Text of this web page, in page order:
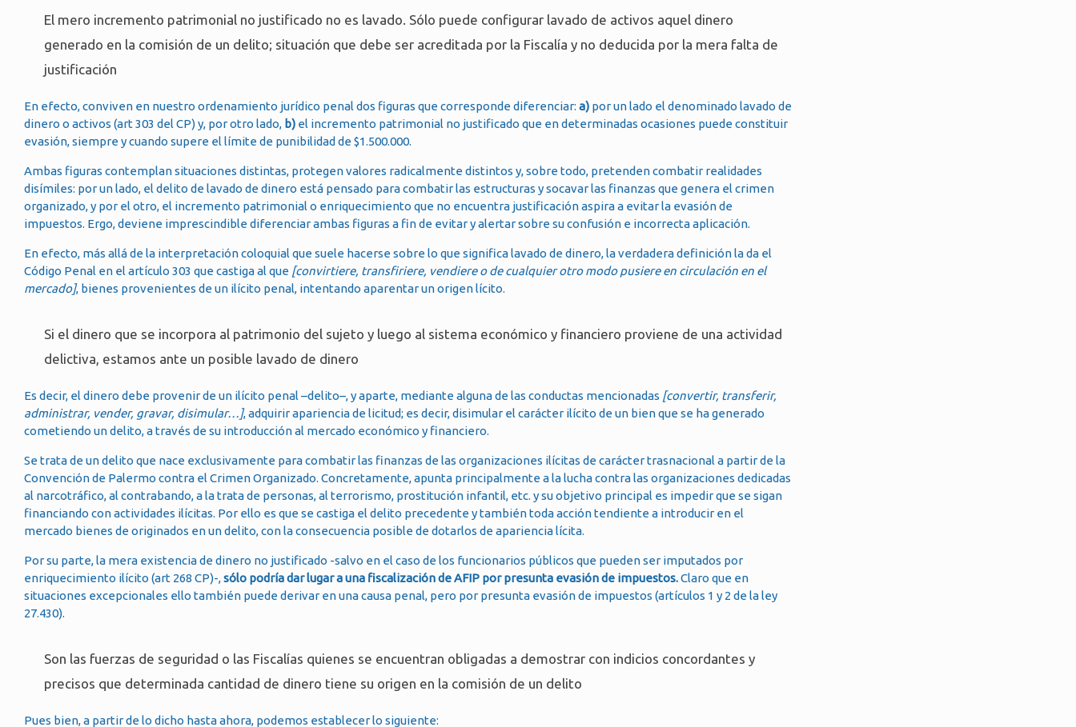
El mero incremento patrimonial no justificado no es lavado. Sólo puede configurar lavado de activos aquel dinero
generado en la comisión de un delito; situación que debe ser acreditada por la Fiscalía y no deducida por la mera falta de
justificación
En efecto, conviven en nuestro ordenamiento jurídico penal dos figuras que corresponde diferenciar: a) por un lado el denominado lavado de
dinero o activos (art 303 del CP) y, por otro lado, b) el incremento patrimonial no justificado que en determinadas ocasiones puede constituir
evasión, siempre y cuando supere el límite de punibilidad de $1.500.000.
Ambas figuras contemplan situaciones distintas, protegen valores radicalmente distintos y, sobre todo, pretenden combatir realidades
disímiles: por un lado, el delito de lavado de dinero está pensado para combatir las estructuras y socavar las finanzas que genera el crimen
organizado, y por el otro, el incremento patrimonial o enriquecimiento que no encuentra justificación aspira a evitar la evasión de
impuestos. Ergo, deviene imprescindible diferenciar ambas figuras a fin de evitar y alertar sobre su confusión e incorrecta aplicación.
En efecto, más allá de la interpretación coloquial que suele hacerse sobre lo que significa lavado de dinero, la verdadera definición la da el
Código Penal en el artículo 303 que castiga al que [convirtiere, transfiriere, vendiere o de cualquier otro modo pusiere en circulación en el
mercado], bienes provenientes de un ilícito penal, intentando aparentar un origen lícito.
Si el dinero que se incorpora al patrimonio del sujeto y luego al sistema económico y financiero proviene de una actividad
delictiva, estamos ante un posible lavado de dinero
Es decir, el dinero debe provenir de un ilícito penal –delito–, y aparte, mediante alguna de las conductas mencionadas [convertir, transferir,
administrar, vender, gravar, disimular…], adquirir apariencia de licitud; es decir, disimular el carácter ilícito de un bien que se ha generado
cometiendo un delito, a través de su introducción al mercado económico y financiero.
Se trata de un delito que nace exclusivamente para combatir las finanzas de las organizaciones ilícitas de carácter trasnacional a partir de la
Convención de Palermo contra el Crimen Organizado. Concretamente, apunta principalmente a la lucha contra las organizaciones dedicadas
al narcotráfico, al contrabando, a la trata de personas, al terrorismo, prostitución infantil, etc. y su objetivo principal es impedir que se sigan
financiando con actividades ilícitas. Por ello es que se castiga el delito precedente y también toda acción tendiente a introducir en el
mercado bienes de originados en un delito, con la consecuencia posible de dotarlos de apariencia lícita.
Por su parte, la mera existencia de dinero no justificado -salvo en el caso de los funcionarios públicos que pueden ser imputados por
enriquecimiento ilícito (art 268 CP)-,sólo podría dar lugar a una fiscalización de AFIP por presunta evasión de impuestos.Claro que en
situaciones excepcionales ello también puede derivar en una causa penal, pero por presunta evasión de impuestos (artículos 1 y 2 de la ley
27.430).
Son las fuerzas de seguridad o las Fiscalías quienes se encuentran obligadas a demostrar con indicios concordantes y
precisos que determinada cantidad de dinero tiene su origen en la comisión de un delito
Pues bien, a partir de lo dicho hasta ahora, podemos establecer lo siguiente: